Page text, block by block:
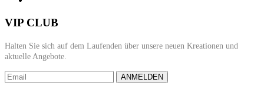
VIP CLUB
Halten Sie sich auf dem Laufenden über unsere neuen Kreationen und
aktuelle Angebote.
ANMELDEN